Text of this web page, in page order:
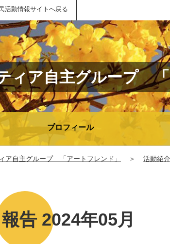
活動情報サイトへ戻る
ィア自主グループ
プロフィール
ア自主グループ 「アートフレンド」 ＞ 活動紹
告 2024年05月